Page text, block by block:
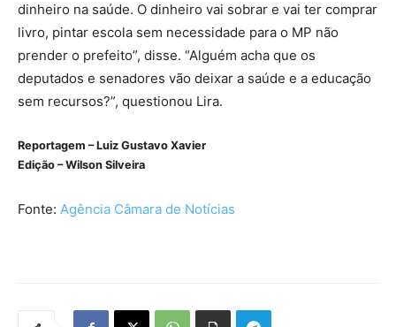
dinheiro na saúde. O dinheiro vai sobrar e vai ter comprar
livro, pintar escola sem necessidade para o MP não
prender o prefeito”, disse. “Alguém acha que os
deputados e senadores vão deixar a saúde e a educação
sem recursos?”, questionou Lira.
Reportagem – Luiz Gustavo Xavier
Edição – Wilson Silveira
Fonte: Agência Câmara de Notícias